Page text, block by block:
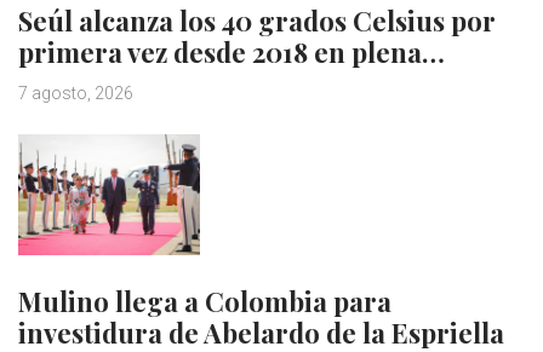
Seúl alcanza los 40 grados Celsius por
primera vez desde 2018 en plena…
7 agosto, 2026
Mulino llega a Colombia para
investidura de Abelardo de la Espriella